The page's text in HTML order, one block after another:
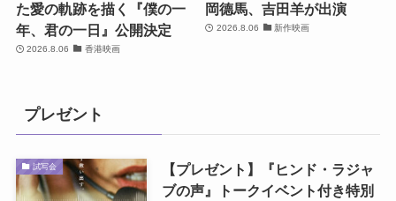
た愛の軌跡を描く『僕の一
年、君の一日』公開決定
2026.8.06 香港映画
岡德馬、吉田羊が出演
2026.8.06 新作映画
プレゼント
試写会
【プレゼント】『ヒンド・ラジャ
ブの声』トークイベント付き特別